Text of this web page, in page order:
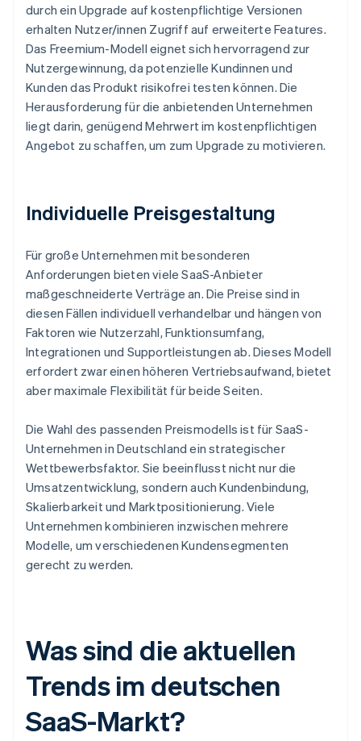
durch ein Upgrade auf kostenpflichtige Versionen
erhalten Nutzer/innen Zugriff auf erweiterte Features.
Das Freemium-Modell eignet sich hervorragend zur
Nutzergewinnung, da potenzielle Kundinnen und
Kunden das Produkt risikofrei testen können. Die
Herausforderung für die anbietenden Unternehmen
liegt darin, genügend Mehrwert im kostenpflichtigen
Angebot zu schaffen, um zum Upgrade zu motivieren.
Individuelle Preisgestaltung
Für große Unternehmen mit besonderen
Anforderungen bieten viele SaaS-Anbieter
maßgeschneiderte Verträge an. Die Preise sind in
diesen Fällen individuell verhandelbar und hängen von
Faktoren wie Nutzerzahl, Funktionsumfang,
Integrationen und Supportleistungen ab. Dieses Modell
erfordert zwar einen höheren Vertriebsaufwand, bietet
aber maximale Flexibilität für beide Seiten.
Die Wahl des passenden Preismodells ist für SaaS-
Unternehmen in Deutschland ein strategischer
Wettbewerbsfaktor. Sie beeinflusst nicht nur die
Umsatzentwicklung, sondern auch Kundenbindung,
Skalierbarkeit und Marktpositionierung. Viele
Unternehmen kombinieren inzwischen mehrere
Modelle, um verschiedenen Kundensegmenten
gerecht zu werden.
Was sind die aktuellen
Trends im deutschen
SaaS-Markt?